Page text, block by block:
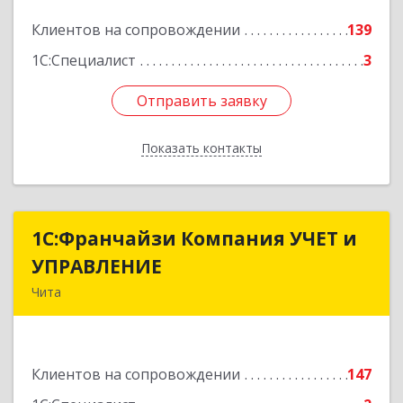
Клиентов на сопровождении
139
1С:Специалист
3
Отправить заявку
Показать контакты
Отправить заявку
Назад
1С:Франчайзи Компания УЧЕТ и
УПРАВЛЕНИЕ
Чита
Клиентов на сопровождении
147
1С:Франчайзи Компания УЧЕТ и
Подробнее